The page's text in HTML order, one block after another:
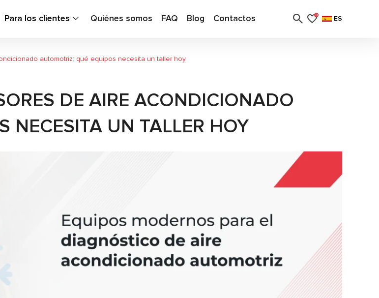
Para los clientes Quiénes somos FAQ Blog Contactos 0 ES
automotriz: qué equipos necesita un taller hoy
DE AIRE ACONDICIONADO
NECESITA UN TALLER HOY